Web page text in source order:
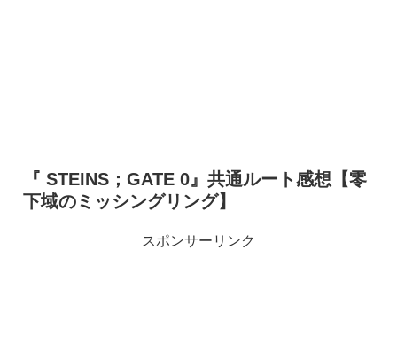
『 STEINS；GATE 0』共通ルート感想【零
下域のミッシングリング】
スポンサーリンク